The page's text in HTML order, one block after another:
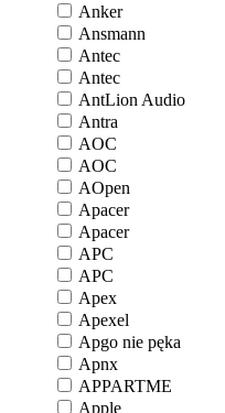
Anker
Ansmann
Antec
Antec
AntLion Audio
Antra
AOC
AOC
AOpen
Apacer
Apacer
APC
APC
Apex
Apexel
Apgo nie pęka
Apnx
APPARTME
Apple